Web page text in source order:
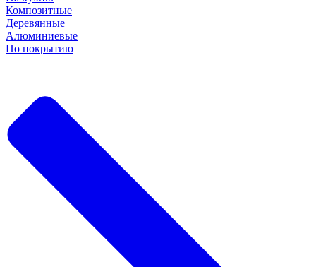
Композитные
Деревянные
Алюминиевые
По покрытию